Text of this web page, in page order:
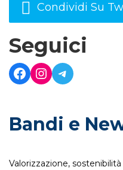
Condividi Su
Seguici
Bandi e
Valorizzazione,